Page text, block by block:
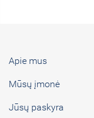
Apie mus
Mūsų įmonė
Jūsų paskyra